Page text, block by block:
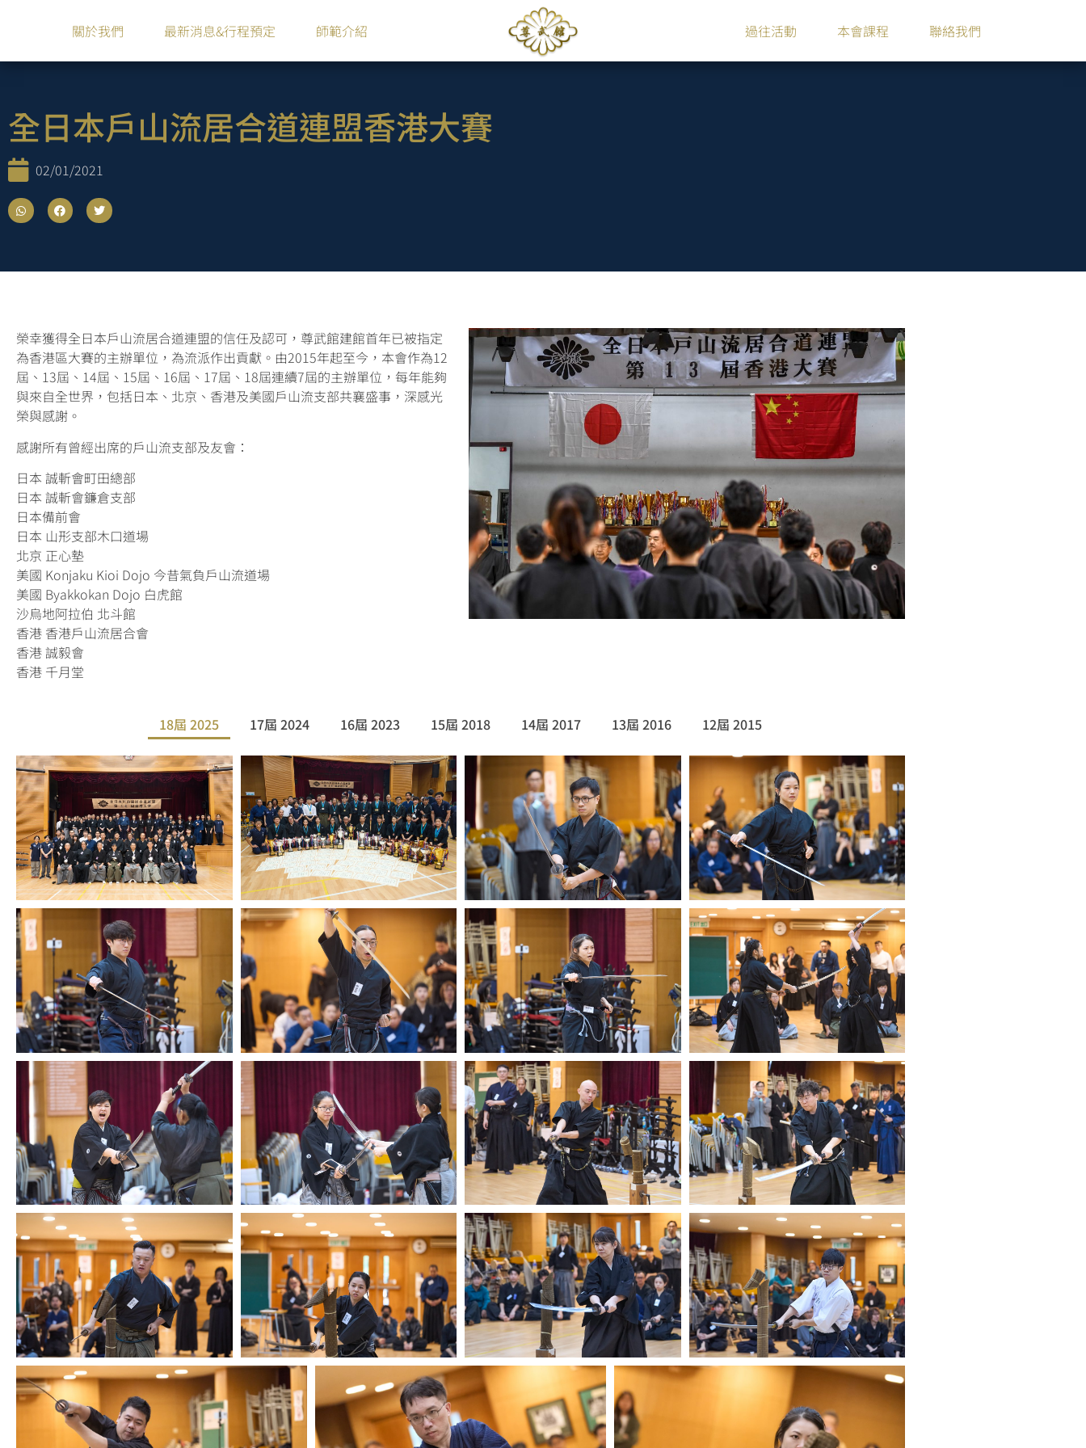
關於我們 最新消息&行程預定 師範介紹 過往活動 本會課程 聯絡我們
全日本戶山流居合道連盟香港大賽
02/01/2021
榮幸獲得全日本戶山流居合道連盟的信任及認可，尊武館建館首年已被指定
為香港區大賽的主辦單位，為流派作出貢獻。由2015年起至今，本會作為12
屆、13屆、14屆、15屆、16屆 、17屆 、18屆連續7屆的主辦單位，每年能夠
與來自全世界，包括日本、北京、香港及美國戶山流支部共襄盛事，深感光
榮與感謝。
感謝所有曾經出席的戶山流支部及友會：
日本 誠斬會町田總部
日本 誠斬會鐮倉支部
日本備前會
日本 山形支部木口道場
北京 正心墊
美國 Konjaku Kioi Dojo 今昔氣負戶山流道場
美國 Byakkokan Dojo 白虎館
沙烏地阿拉伯 北斗館
香港 香港戶山流居合會
香港 誠毅會
香港 千月堂
18屆 2025 17屆 2024 16屆 2023 15屆 2018 14屆 2017 13屆 2016 12屆 2015